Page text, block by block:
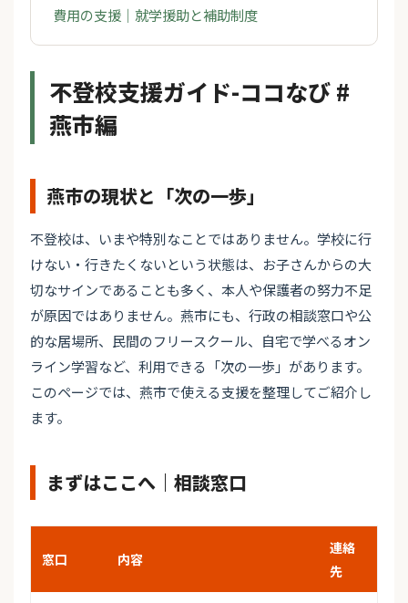
費用の支援｜就学援助と補助制度
不登校支援ガイド-ココなび #
燕市編
燕市の現状と「次の一歩」
不登校は、いまや特別なことではありません。学校に行
けない・行きたくないという状態は、お子さんからの大
切なサインであることも多く、本人や保護者の努力不足
が原因ではありません。燕市にも、行政の相談窓口や公
的な居場所、民間のフリースクール、自宅で学べるオン
ライン学習など、利用できる「次の一歩」があります。
このページでは、燕市で使える支援を整理してご紹介し
ます。
まずはここへ｜相談窓口
窓口 内容
連絡
先